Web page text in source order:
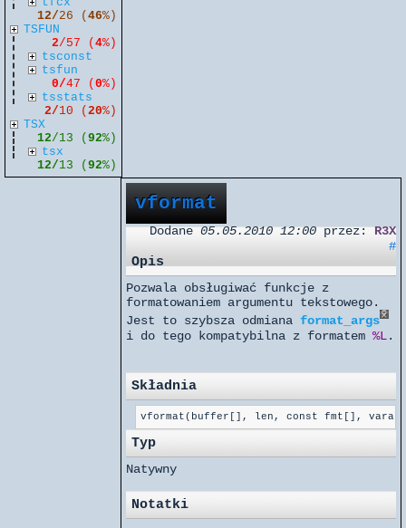
12/26 (46%)
TSFUN
2/57 (4%)
tsconst
tsfun
0/47 (0%)
tsstats
2/10 (20%)
TSX
12/13 (92%)
tsx
12/13 (92%)
vformat
Dodane05.05.2010 12:00przez:R3X
#
Opis
Pozwala obsługiwać funkcje z
formatowaniem argumentu tekstowego.
Jest to szybsza odmianaformat_args
i do tego kompatybilna z formatem%L.
Składnia
vformat(buffer[], len, const fmt[],
Typ
Natywny
Notatki